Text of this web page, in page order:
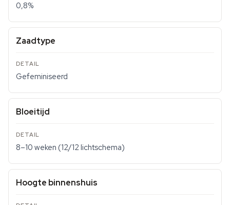
0,8%
Zaadtype
Gefeminiseerd
Bloeitijd
8–10 weken (12/12 lichtschema)
Hoogte binnenshuis